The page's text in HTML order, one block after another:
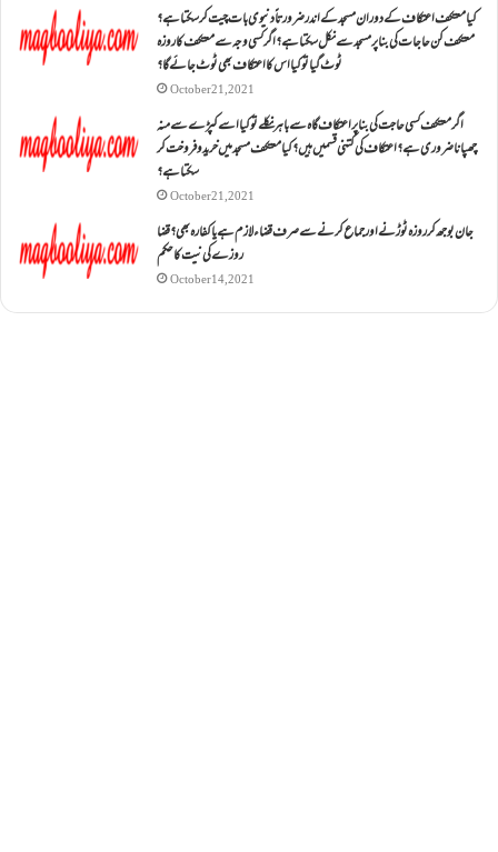
کیا معتکف اعتکاف کے دوران مسجد کے اندر ضرورتاً دنیوی بات چیت کر سکتا ہے؟
معتکف کن حاجات کی بنا پر مسجد سے نکل سکتا ہے؟ اگر کسی وجہ سے معتکف کا روزہ
ٹوٹ گیا تو کیا اس کا اعتکاف بھی ٹوٹ جائے گا؟
October 21, 2021
اگر معتکف کسی حاجت کی بنا پر اعتکاف گاہ سے باہر نکلے تو کیا اسے کپڑے سے منہ
چھپانا ضروری ہے؟اعتکاف کی کتنی قسمیں ہیں؟کیا معتکف مسجد میں خرید و فروخت کر
سکتا ہے؟
October 21, 2021
جان بوجھ کر روزہ ٹوڑنے اور جماع کرنے سے صرف قضاء لازم ہے یا کفارہ بھی؟ قضا
روزے کی نیت کا حکم
October 14, 2021